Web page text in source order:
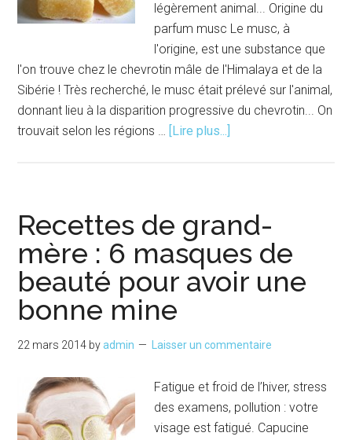
légèrement animal... Origine du
parfum musc Le musc, à
l'origine, est une substance que
l'on trouve chez le chevrotin mâle de l'Himalaya et de la
Sibérie ! Très recherché, le musc était prélevé sur l'animal,
donnant lieu à la disparition progressive du chevrotin... On
trouvait selon les régions … [Lire plus...]
qu’est-
ce
que
c’est ?
Recettes de grand-
mère : 6 masques de
beauté pour avoir une
bonne mine
22 mars 2014 byadmin Laisser un commentaire
Fatigue et froid de l’hiver, stress
des examens, pollution : votre
visage est fatigué. Capucine